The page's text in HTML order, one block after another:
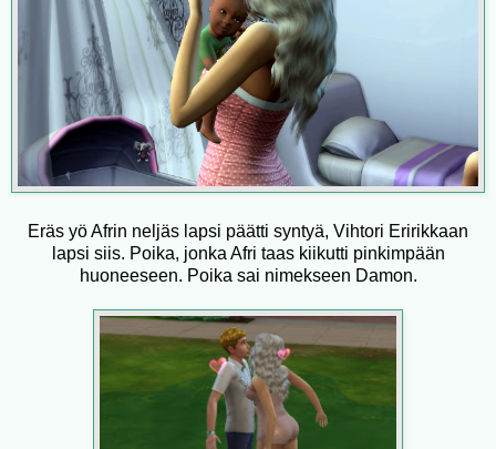
Eräs yö Afrin neljäs lapsi päätti syntyä, Vihtori Eririkkaan
lapsi siis. Poika, jonka Afri taas kiikutti pinkimpään
huoneeseen. Poika sai nimekseen Damon.